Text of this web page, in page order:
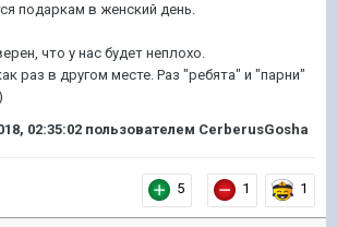
подаркам в женский день.
что у нас будет неплохо.
раз в другом месте. Раз "ребята" и "парни"
02:35:02 пользователем CerberusGosha
5 1 1